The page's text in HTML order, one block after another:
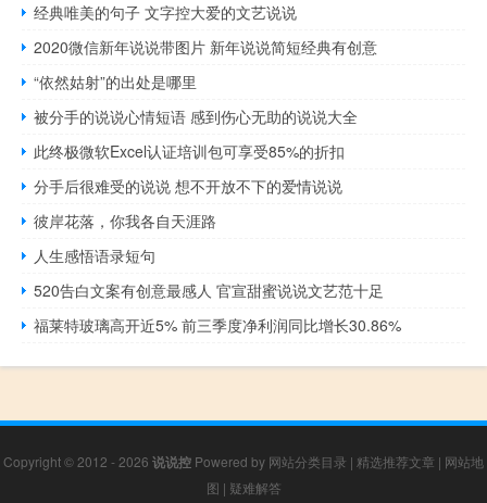
经典唯美的句子 文字控大爱的文艺说说
2020微信新年说说带图片 新年说说简短经典有创意
“依然姑射”的出处是哪里
被分手的说说心情短语 感到伤心无助的说说大全
此终极微软Excel认证培训包可享受85%的折扣
分手后很难受的说说 想不开放不下的爱情说说
彼岸花落，你我各自天涯路
人生感悟语录短句
520告白文案有创意最感人 官宣甜蜜说说文艺范十足
福莱特玻璃高开近5% 前三季度净利润同比增长30.86%
Copyright © 2012 - 2026 说说控 Powered by 网站分类目录 | 精选推荐文章 | 网站地
图 | 疑难解答